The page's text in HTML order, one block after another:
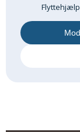
Flyttehjælp